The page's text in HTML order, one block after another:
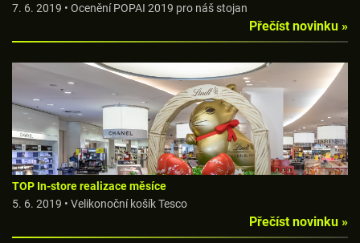
7. 6. 2019 • Ocenění POPAI 2019 pro náš stojan
Přečíst novinku »
TOP In-store realizace měsíce
5. 6. 2019 • Velikonoční košík Tesco
Přečíst novinku »